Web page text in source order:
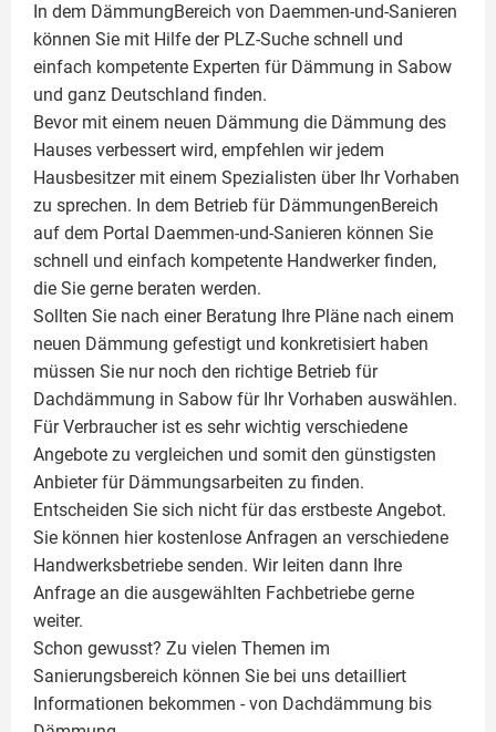
In dem DämmungBereich von Daemmen-und-Sanieren
können Sie mit Hilfe der PLZ-Suche schnell und
einfach kompetente Experten für Dämmung in Sabow
und ganz Deutschland finden.
Bevor mit einem neuen Dämmung die Dämmung des
Hauses verbessert wird, empfehlen wir jedem
Hausbesitzer mit einem Spezialisten über Ihr Vorhaben
zu sprechen. In dem Betrieb für DämmungenBereich
auf dem Portal Daemmen-und-Sanieren können Sie
schnell und einfach kompetente Handwerker finden,
die Sie gerne beraten werden.
Sollten Sie nach einer Beratung Ihre Pläne nach einem
neuen Dämmung gefestigt und konkretisiert haben
müssen Sie nur noch den richtige Betrieb für
Dachdämmung in Sabow für Ihr Vorhaben auswählen.
Für Verbraucher ist es sehr wichtig verschiedene
Angebote zu vergleichen und somit den günstigsten
Anbieter für Dämmungsarbeiten zu finden.
Entscheiden Sie sich nicht für das erstbeste Angebot.
Sie können hier kostenlose Anfragen an verschiedene
Handwerksbetriebe senden. Wir leiten dann Ihre
Anfrage an die ausgewählten Fachbetriebe gerne
weiter.
Schon gewusst? Zu vielen Themen im
Sanierungsbereich können Sie bei uns detailliert
Informationen bekommen - von Dachdämmung bis